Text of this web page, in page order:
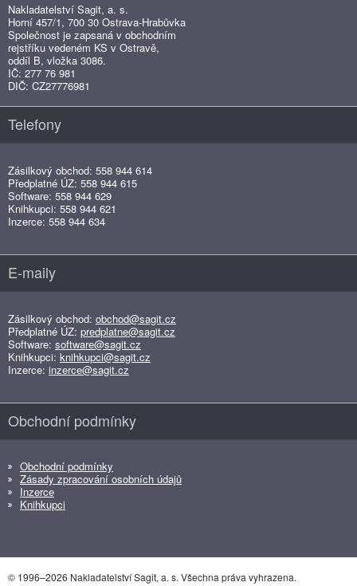
Nakladatelství Sagit, a. s.
Horní 457/1, 700 30 Ostrava-Hrabůvka
Společnost je zapsaná v obchodním
rejstříku vedeném KS v Ostravě,
oddíl B, vložka 3086.
IČ: 277 76 981
DIČ: CZ27776981
Telefony
Zásilkový obchod: 558 944 614
Předplatné ÚZ: 558 944 615
Software: 558 944 629
Knihkupci: 558 944 621
Inzerce: 558 944 634
E-maily
Zásilkový obchod: obchod@sagit.cz
Předplatné ÚZ: predplatne@sagit.cz
Software: software@sagit.cz
Knihkupci: knihkupci@sagit.cz
Inzerce: inzerce@sagit.cz
Obchodní podmínky
Obchodní podmínky
Zásady zpracování osobních údajů
Inzerce
Knihkupci
© 1996–2026 Nakladatelství Sagit, a. s. Všechna práva vyhrazena.